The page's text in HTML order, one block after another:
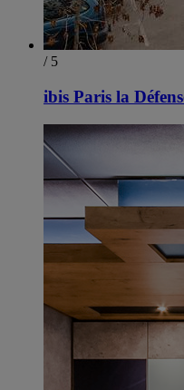
/ 5
ibis Paris la